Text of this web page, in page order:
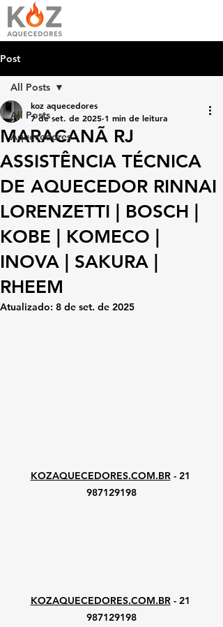
Post
All Posts
Aquecedores
All Posts
MARACANÃ RJ
ASSISTÊNCIA TÉCNICA
DE AQUECEDOR RINNAI
LORENZETTI | BOSCH |
KOBE | KOMECO |
INOVA | SAKURA |
RHEEM
koz aquecedores
7 de set. de 2025 1 min de leitura
Atualizado: 8 de set. de 2025
KOZAQUECEDORES.COM.BR - 21
987129198
KOZAQUECEDORES.COM.BR - 21
987129198